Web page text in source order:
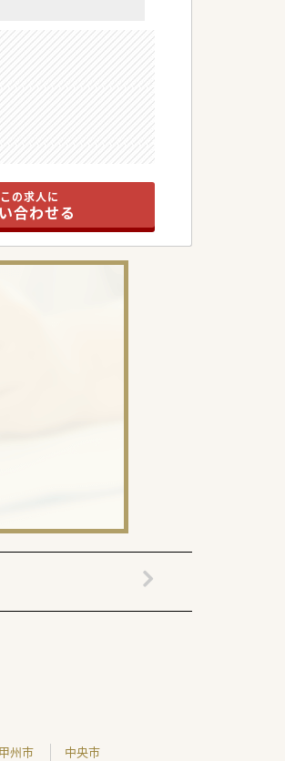
この求人に
合わせる
甲州市
中央市